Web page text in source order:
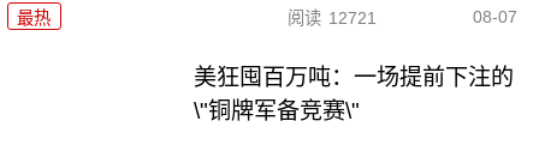
最热 阅读 12721 08-07
美狂囤百万吨：一场提前下注的
\"铜牌军备竞赛\"